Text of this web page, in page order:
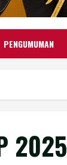
PENGUMUMAN
2025